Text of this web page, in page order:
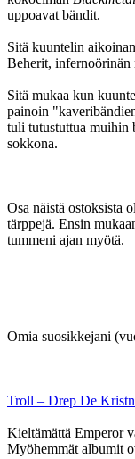
uppoavat bändit.
Sitä kuuntelin
Beherit, infernoörinän
Sitä mukaa kun
painoin
tuli tutustuttua muihin
sokkona.
Osa näistä ostoksista
tärppejä. Ensin
tummeni ajan myötä.
Omia suosikkejani
Troll – Drep De
Kieltämättä Emperor
Myöhemmät albumit